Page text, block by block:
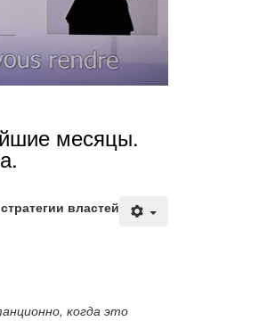
месяцы.
властей
когда это